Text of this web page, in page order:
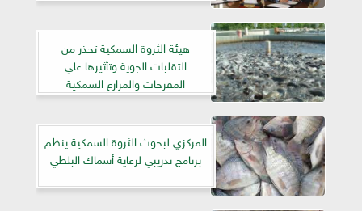
هيئة الثروة السمكية تحذر من
التقلبات الجوية وتأثيرها علي
المفرخات والمزارع السمكية
المركزي لبحوث الثروة السمكية ينظم
برنامج تدريبي لرعاية أسماك البلطي